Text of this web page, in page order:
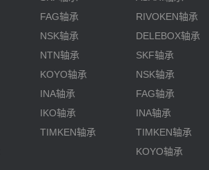
FAG轴承
NSK轴承
NTN轴承
KOYO轴承
INA轴承
IKO轴承
TIMKEN轴承
RIVOKEN轴承
DELEBOX轴承
SKF轴承
NSK轴承
FAG轴承
INA轴承
TIMKEN轴承
KOYO轴承